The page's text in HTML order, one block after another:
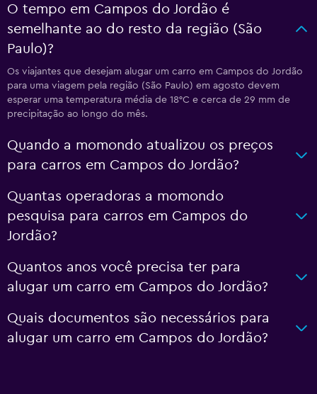
O tempo em Campos do Jordão é
semelhante ao do resto da região (São
Paulo)?
Os viajantes que desejam alugar um carro em Campos do Jordão
para uma viagem pela região (São Paulo) em agosto devem
esperar uma temperatura média de 18°C e cerca de 29 mm de
precipitação ao longo do mês.
Quando a momondo atualizou os preços
para carros em Campos do Jordão?
Quantas operadoras a momondo
pesquisa para carros em Campos do
Jordão?
Quantos anos você precisa ter para
alugar um carro em Campos do Jordão?
Quais documentos são necessários para
alugar um carro em Campos do Jordão?